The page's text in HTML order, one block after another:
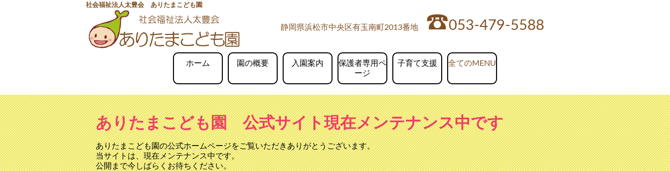
社会福祉法人太豊会 ありたまこども園
静岡県浜松市中央区有玉南町2013番地 053-479-5588
ホーム 園の概要 入園案内
保護者専用ペ
ージ
子育て支援
ありたまこども園 公式サイト現在メンテナンス中です
ありたまこども園の公式ホームページをご覧いただきありがとうございます。
当サイトは、現在メンテナンス中です。
公開まで今しばらくお待ちください。